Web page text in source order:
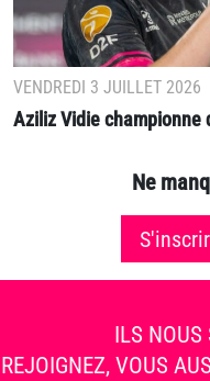
VENDREDI 3 JUILLET 2026
Aziliz Vidie championne
Ne
ILS NOUS
REJOIGNEZ, VOUS